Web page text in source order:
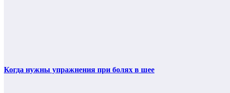
Когда нужны упражнения при болях в шее